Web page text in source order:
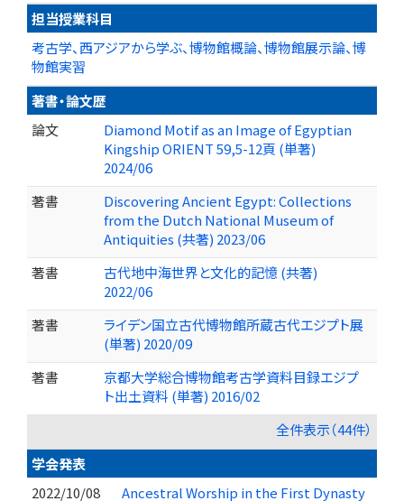
担当授業科目
考古学、西アジアから学ぶ、博物館概論、博物館展示論、博
物館実習
著書・論文歴
論文
Diamond Motif as an Image of Egyptian
Kingship ORIENT 59,5-12頁 (単著)
2024/06
著書
Discovering Ancient Egypt: Collections
from the Dutch National Museum of
Antiquities (共著) 2023/06
著書
古代地中海世界と文化的記憶 (共著)
2022/06
著書
ライデン国立古代博物館所蔵古代エジプト展
(単著) 2020/09
著書
京都大学総合博物館考古学資料目録エジプ
ト出土資料 (単著) 2016/02
全件表示（44件）
学会発表
2022/10/08
Ancestral Worship in the First Dynasty